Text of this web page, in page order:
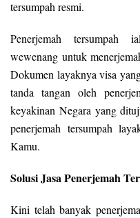
tersumpah resmi.
Penerjemah tersumpah
wewenang untuk
Dokumen layaknya visa
tanda tangan oleh
keyakinan Negara yang
penerjemah tersumpah
Kamu.
Solusi Jasa Penerjemah
Kini telah banyak